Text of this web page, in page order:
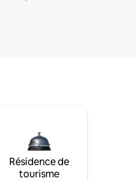
Résidence de
tourisme